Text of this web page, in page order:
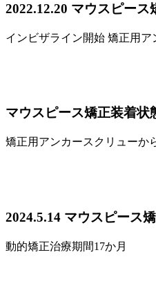
2022.12.20 マウスピース
インビザライン開始 矯正用
マウスピース矯正装着状
矯正用アンカースクリューか
2024.5.14 マウスピース
動的矯正治療期間17か月